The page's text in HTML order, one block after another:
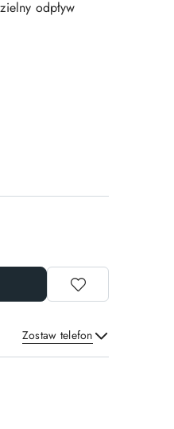
odpływ
Zostaw telefon
Wyślij